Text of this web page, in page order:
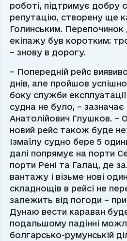
роботі, підтримує добру
репутацію, створену ще
Голинським. Перепочинок
екіпажу був коротким:
– знову в дорогу.
– Попередній рейс
днів, але пройшов
боку служби
судна не було, – зазначає
Анатолійович Глушков. –
новий рейс також буде
Ізмаїлу судно бере 5
далі попрямує на порти
порти Рені та Галац, де
вантажу і візьме нові
складнощів в рейсі не
залежить від погоди – при
Дунаю вести караван
подальшому падінні
болгарсько-румунській